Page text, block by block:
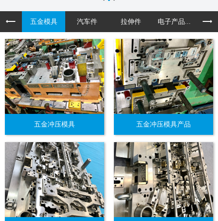
五金模具 汽车件 拉伸件 电子产品... 机箱
五金冲压模具 五金冲压模具产品